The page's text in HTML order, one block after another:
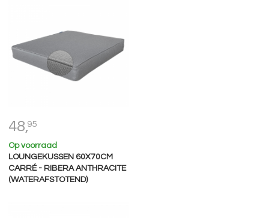
48,95
Op voorraad
LOUNGEKUSSEN 60X70CM
CARRÉ - RIBERA ANTHRACITE
(WATERAFSTOTEND)